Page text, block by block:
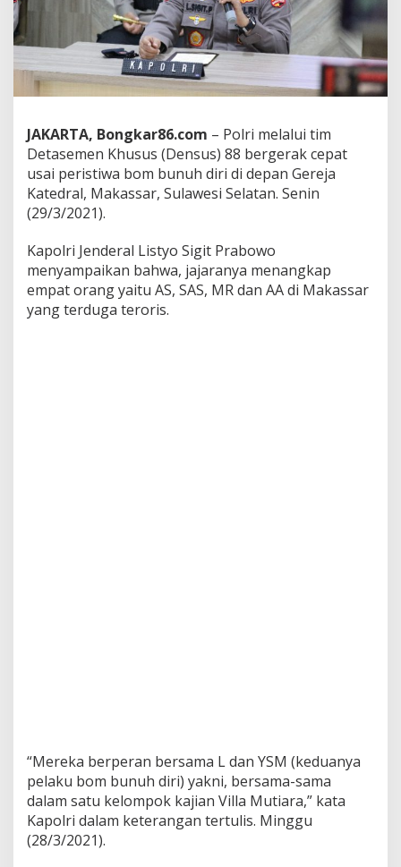
P
o
l
r
i
A
n
k
a
n
L
i
a
B
o
m
A
r
i
s
i
J
JAKARTA, Bongkar86.com – Polri melalui tim
Detasemen Khusus (Densus) 88 bergerak cepat
usai peristiwa bom bunuh diri di depan Gereja
Katedral, Makassar, Sulawesi Selatan. Senin
(29/3/2021).
Kapolri Jenderal Listyo Sigit Prabowo
menyampaikan bahwa, jajaranya menangkap
empat orang yaitu AS, SAS, MR dan AA di Makassar
yang terduga teroris.
“Mereka berperan bersama L dan YSM (keduanya
pelaku bom bunuh diri) yakni, bersama-sama
dalam satu kelompok kajian Villa Mutiara,” kata
Kapolri dalam keterangan tertulis. Minggu
(28/3/2021).